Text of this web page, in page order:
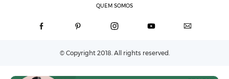
QUEM SOMOS
© Copyright 2018. All rights reserved.